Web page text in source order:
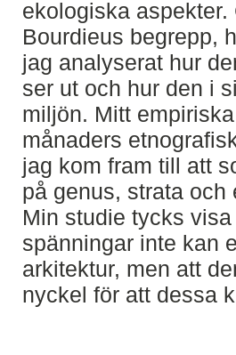
ekologiska
Bourdieus begrepp,
jag analyserat hur
ser ut och hur den i
miljön. Mitt
månaders
jag kom fram till att
på genus, strata och
Min studie tycks
spänningar inte kan
arkitektur, men att
nyckel för att dessa